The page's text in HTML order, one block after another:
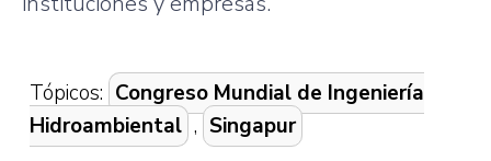
Tópicos: Congreso Mundial de Ingeniería
Hidroambiental , Singapur